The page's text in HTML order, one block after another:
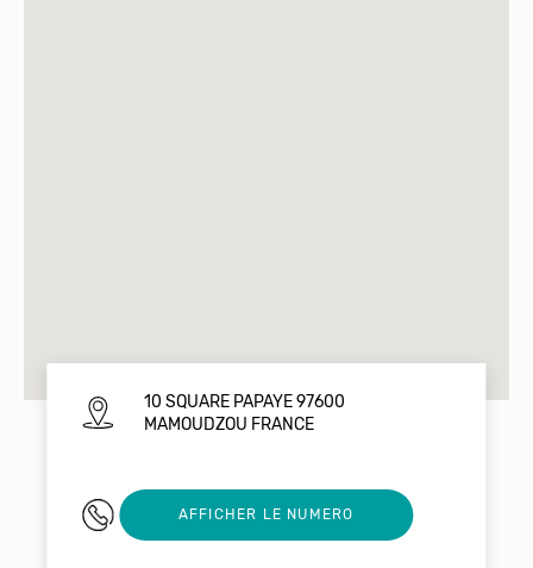
10 SQUARE PAPAYE 97600
MAMOUDZOU FRANCE
+262639693100
AFFICHER LE NUMERO